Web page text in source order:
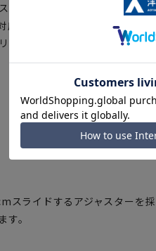
マートな仕上がりです。さらに
可能です。きちんとした着こ
ッシュなフォーマルスーツで
スライドするアジャスターを採
。